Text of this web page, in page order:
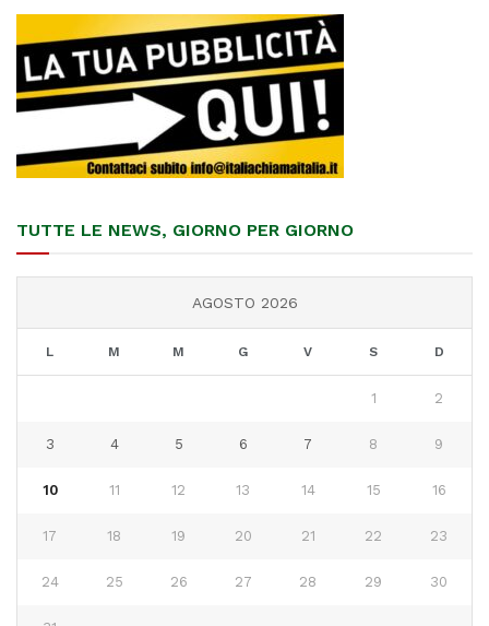
TUTTE LE NEWS, GIORNO PER GIORNO
AGOSTO 2026
L M M G V S D
1 2
3 4 5 6 7 8 9
10 11 12 13 14 15 16
17 18 19 20 21 22 23
24 25 26 27 28 29 30